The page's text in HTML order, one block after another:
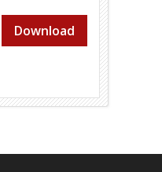
Download